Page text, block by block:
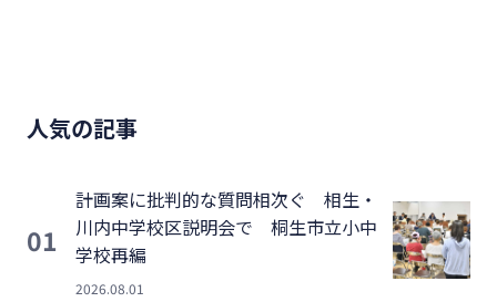
人気の記事
01
計画案に批判的な質問相次ぐ 相生・
川内中学校区説明会で 桐生市立小中
学校再編
2026.08.01